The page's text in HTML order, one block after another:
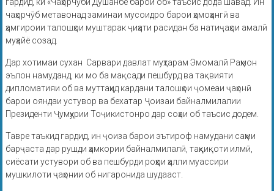
гардид, ки «Чаҳорчӯби Душанбе барои об» таъсис дода шавад. Ин
чаҳорчӯб метавонад заминаи мусоидро барои ҳамоҳангӣ ва
ҳамгироии талошҳои муштарак ҷиҳати расидан ба натиҷаҳои амалӣ
муҳайё созад.
Дар хотимаи сухан Сарвари давлат муҳтарам Эмомалӣ Раҳмон
эълон намуданд, ки мо ба мақсади пешбурд ва тақвияти
дипломатияи об ва муттаҳид кардани талошҳои ҷомеаи ҷаҳонӣ
барои ояндаи устувор ва бехатар Ҷоизаи байналмилалии
Президенти Ҷумҳурии Тоҷикистонро дар соҳаи об таъсис додем.
Тавре таъкид гардид, ин ҷоиза барои эътироф намудани саҳми
барҷаста дар рушди ҳамкории байналмилалӣ, таҳқиқоти илмӣ,
сиёсати устувори об ва пешбурди роҳҳои ҳалли муассири
мушкилоти ҷаҳонии об нигаронида шудааст.